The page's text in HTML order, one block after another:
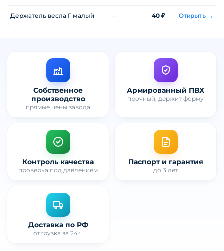
Держатель весла Г малый — 40 ₽ Открыть →
Собственное
производство
прямые цены завода
Армированный ПВХ
прочный, держит форму
Контроль качества
проверка под давлением
Паспорт и гарантия
до 3 лет
Доставка по РФ
отгрузка за 24 ч